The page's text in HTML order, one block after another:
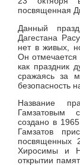
посвященная
Данный
Дагестана
нет в живых,
Он отмечается
как праздник
сражаясь за
безопасность
Название
Гамзатовым
создано в
Гамзатов
посвященных
Хиросимы и
открытии